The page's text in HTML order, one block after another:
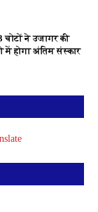
चोटों ने उजागर की
में होगा अंतिम संस्कार